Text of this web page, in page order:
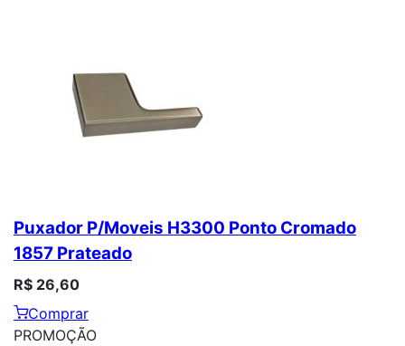
Puxador P/Moveis H3300 Ponto Cromado
1857 Prateado
R$ 26,60
Comprar
PROMOÇÃO